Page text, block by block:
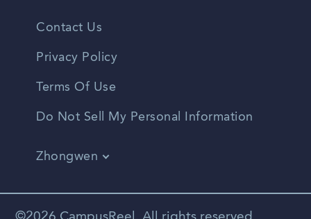
Contact Us
Privacy Policy
Terms Of Use
Do Not Sell My Personal Information
Zhongwen
English
Vietnamese